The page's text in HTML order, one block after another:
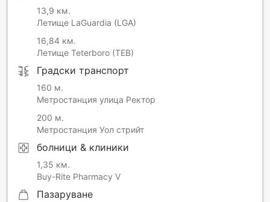
13,9 км.
Летище LaGuardia (LGA)
16,84 км.
Летище Teterboro (TEB)
Градски транспорт
160 м.
Метростанция улица Ректор
200 м.
Метростанция Уол стрийт
болници & клиники
1,35 км.
Buy-Rite Pharmacy V
Пазаруване